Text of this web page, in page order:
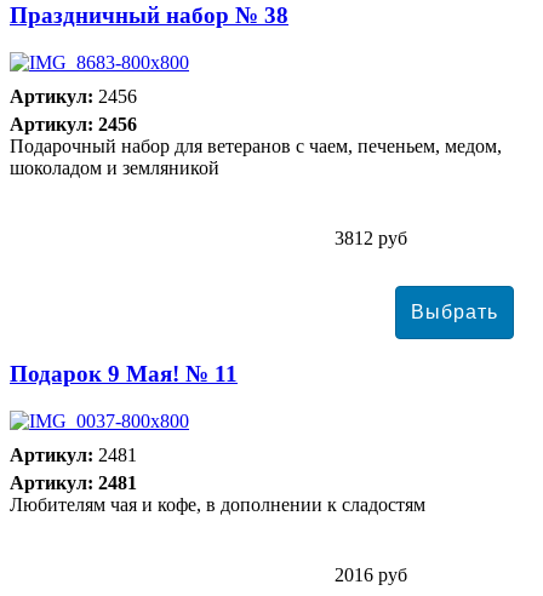
Праздничный набор № 38
Артикул: 2456
Артикул: 2456
Подарочный набор для ветеранов с чаем, печеньем, медом,
шоколадом и земляникой
3812 руб
Подарок 9 Мая! № 11
Артикул: 2481
Артикул: 2481
Любителям чая и кофе, в дополнении к сладостям
2016 руб